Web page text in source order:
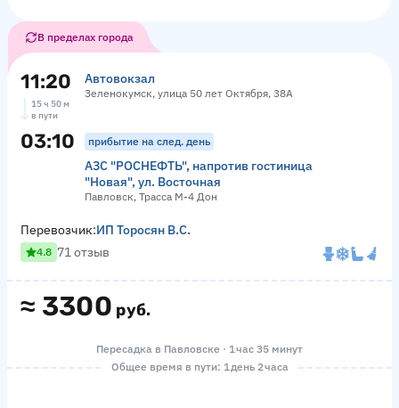
В пределах города
11:20 Автовокзал
Зеленокумск, улица 50 лет Октября, 38А
15 ч 50 м
в пути
03:10 прибытие на след. день
АЗС "РОСНЕФТЬ", напротив гостиница
"Новая", ул. Восточная
Павловск, Трасса М-4 Дон
≈ 3300 руб.
Перевозчик:ИП Торосян В.С.
4.8 71 отзыв
Пересадка в Павловске · 1 час 35 минут
Общее время в пути: 1 день 2 часа